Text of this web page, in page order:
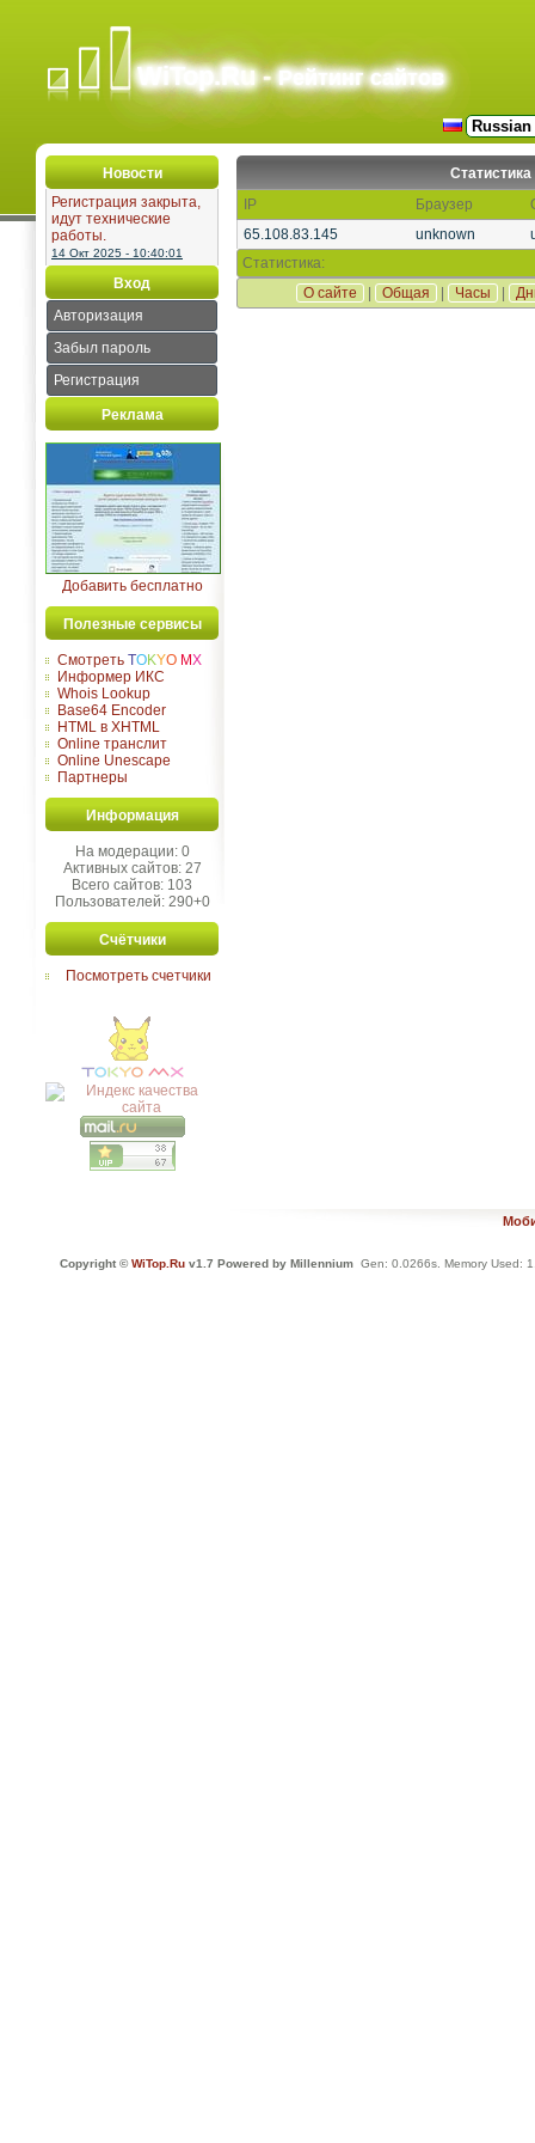
WiTop.Ru -Рейтинг сайтов
Новости
Регистрация закрыта,
идут технические
работы.
14 Окт 2025 - 10:40:01
Вход
Авторизация
Забыл пароль
Регистрация
Реклама
Добавить бесплатно
Полезные сервисы
Смотреть TOKYO MX
Информер ИКС
Whois Lookup
Base64 Encoder
HTML в XHTML
Online транслит
Online Unescape
Партнеры
Информация
На модерации: 0
Активных сайтов: 27
Всего сайтов: 103
Пользователей: 290+0
Счётчики
Посмотреть счетчики
IP
Браузер
65.108.83.145
unknown
Статистика:
О сайте
Общая Часы
Copyright ©WiTop.Ru v1.7 Powered by Millennium Gen: 0.0266s. Memory Used: